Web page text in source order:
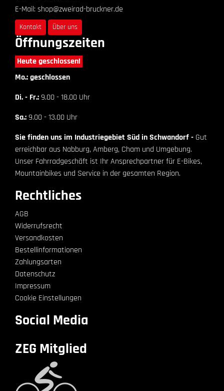
E-Mail: shop@zweirad-bruckner.de
Kontakt Über uns
Öffnungszeiten
Heute geschlossen!
Mo.: geschlossen
Di. - Fr.:9.00 - 18.00 Uhr
Sa.:9.00 - 13.00 Uhr
Sie finden uns im Industriegebiet Süd in Schwandorf - Gut
erreichbar aus Nabburg, Amberg, Cham und Umgebung.
Unser Fahrradgeschäft ist Ihr Ansprechpartner für E-Bikes,
Mountainbikes und Service in der gesamten Region.
Rechtliches
AGB
Widerrufsrecht
Versandkosten
Bestellinformationen
Zahlungsarten
Datenschutz
Impressum
Cookie Einstellungen
Social Media
ZEG Mitglied